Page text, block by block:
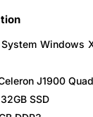
Windows
J1900
SSD